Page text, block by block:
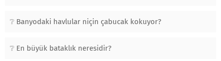
Banyodaki havlular niçin çabucak kokuyor?
En büyük bataklık neresidir?